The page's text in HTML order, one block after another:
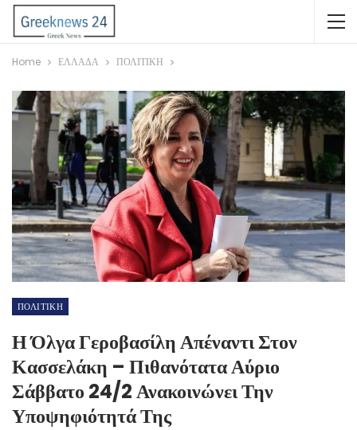
Home ΕΛΛΑΔΑ ΠΟΛΙΤΙΚΗ
ΠΟΛΙΤΙΚΗ
Η Όλγα Γεροβασίλη Απέναντι Στον
Κασσελάκη – Πιθανότατα Αύριο
Σάββατο 24/2 Ανακοινώνει Την
Υποψηφιότητά Της